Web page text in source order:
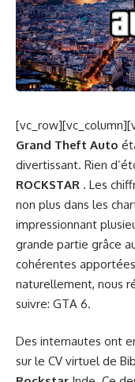
Grand Theft Auto
divertissant. Rien
ROCKSTAR . Les
non plus dans les
impressionnant
grande partie grâce
cohérentes
naturellement, nous
suivre: GTA 6.
Des internautes ont
sur le CV virtuel de